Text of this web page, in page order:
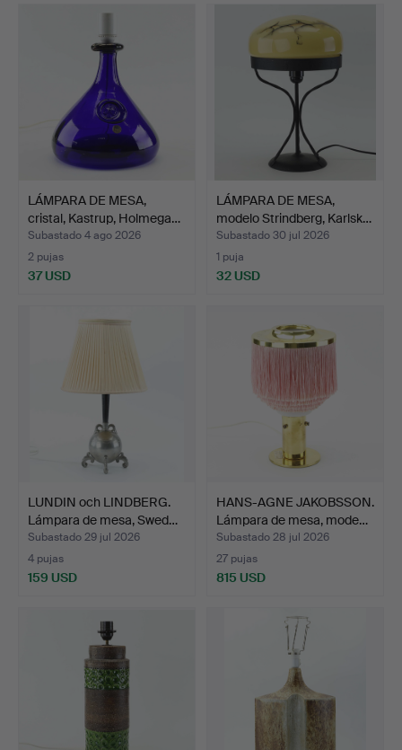
LÁMPARA DE MESA,
cristal, Kastrup, Holmega…
Subastado 4 ago 2026
2 pujas
37 USD
LÁMPARA DE MESA,
modelo Strindberg, Karlsk…
Subastado 30 jul 2026
1 puja
32 USD
LUNDIN och LINDBERG.
Lámpara de mesa, Swed…
Subastado 29 jul 2026
4 pujas
159 USD
HANS-AGNE JAKOBSSON.
Lámpara de mesa, mode…
Subastado 28 jul 2026
27 pujas
815 USD